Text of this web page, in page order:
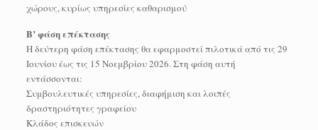
χώρους, κυρίως υπηρεσίες καθαρισμού
Β’ φάση επέκτασης
Η δεύτερη φάση επέκτασης θα εφαρμοστεί πιλοτικά από τις 29
Ιουνίου έως τις 15 Νοεμβρίου 2026. Στη φάση αυτή
εντάσσονται:
Συμβουλευτικές υπηρεσίες, διαφήμιση και λοιπές
δραστηριότητες γραφείου
Κλάδος επισκευών